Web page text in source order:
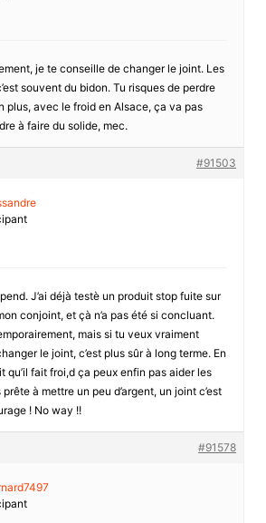
je te conseille de changer le joint. Les
souvent du bidon. Tu risques de perdre
plus, avec le froid en Alsace, ça va pas
à faire du solide, mec.
#91503
J’ai déjà testè un produit stop fuite sur
conjoint, et çà n’a pas été si concluant.
mais si tu veux vraiment
le joint, c’est plus sûr à long terme. En
qu’il fait froi,d ça peux enfin pas aider les
prête à mettre un peu d’argent, un joint c’est
! No way !!
#91578